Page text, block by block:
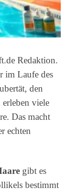
Redaktion.
im Laufe des
den
erleben viele
Das macht
echten
gibt es
bestimmt